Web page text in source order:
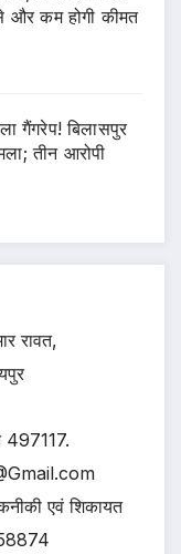
कम होगी कीमत
गैंगरेप! बिलासपुर
तीन आरोपी
रावत,
497117.
एवं शिकायत